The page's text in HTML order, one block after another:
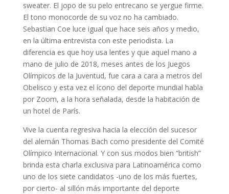
sweater. El jopo de su pelo entrecano se yergue firme.
El tono monocorde de su voz no ha cambiado.
Sebastian Coe luce igual que hace seis años y medio,
en la última entrevista con este periodista. La
diferencia es que hoy usa lentes y que aquel mano a
mano de julio de 2018, meses antes de los Juegos
Olímpicos de la Juventud, fue cara a cara a metros del
Obelisco y esta vez el ícono del deporte mundial habla
por Zoom, a la hora señalada, desde la habitación de
un hotel de París.
Vive la cuenta regresiva hacia la elección del sucesor
del alemán Thomas Bach como presidente del Comité
Olímpico Internacional. Y con sus modos bien “british”
brinda esta charla exclusiva para Latinoamérica como
uno de los siete candidatos -uno de los más fuertes,
por cierto- al sillón más importante del deporte